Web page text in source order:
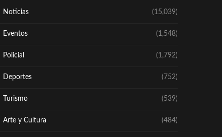
Noticias (15,039)
Eventos (1,548)
Policial (1,792)
Deportes (752)
Turismo (539)
Arte y Cultura (484)